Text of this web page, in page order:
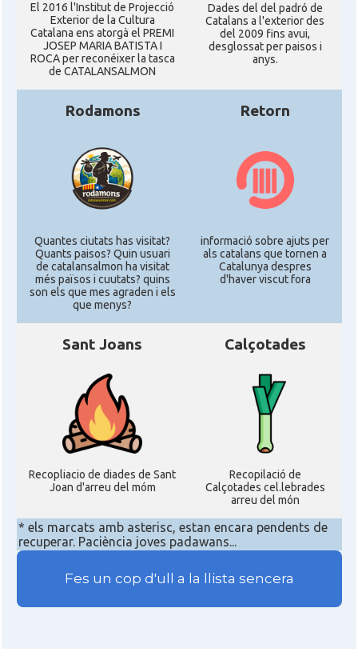
El 2016 l'Institut de Projecció
Exterior de la Cultura
Catalana ens atorgà el PREMI
JOSEP MARIA BATISTA I
ROCA per reconéixer la tasca
de CATALANSALMON
Dades del del padró de
Catalans a l'exterior des
del 2009 fins avui,
desglossat per paisos i
anys.
Rodamons
Quantes ciutats has visitat?
Quants paisos? Quin usuari
de catalansalmon ha visitat
més països i cuutats? quins
son els que mes agraden i els
que menys?
Retorn
informació sobre ajuts per
als catalans que tornen a
Catalunya despres
d'haver viscut fora
Sant Joans
Recopliacio de diades de Sant
Joan d'arreu del móm
Calçotades
Recopilació de
Calçotades cel.lebrades
arreu del món
* els marcats amb asterisc, estan encara pendents de
recuperar. Paciència joves padawans...
Fes un cop d'ull a la llista sencera